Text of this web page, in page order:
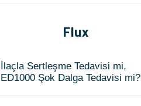
Flux
İlaçla Sertleşme Tedavisi mi,
ED1000 Şok Dalga Tedavisi mi?